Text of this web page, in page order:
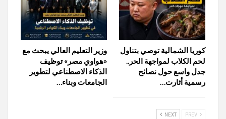
كوريا الشمالية توصي بتناول
لحم الكلاب لمواجهة الحر..
جدل واسع حول نصائح
رسمية أثارت…
وزير التعليم العالي يبحث مع
«هواوي مصر» توظيف
الذكاء الاصطناعي لتطوير
الجامعات وبناء…
NEXT